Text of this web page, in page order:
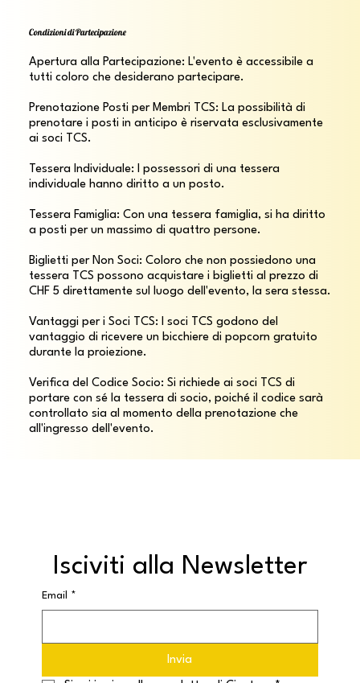
Condizioni di Partecipazione
Apertura alla Partecipazione: L'evento è accessibile a
tutti coloro che desiderano partecipare.
Prenotazione Posti per Membri TCS: La possibilità di
prenotare i posti in anticipo è riservata esclusivamente
ai soci TCS.
Tessera Individuale: I possessori di una tessera
individuale hanno diritto a un posto.
Tessera Famiglia: Con una tessera famiglia, si ha diritto
a posti per un massimo di quattro persone.
Biglietti per Non Soci: Coloro che non possiedono una
tessera TCS possono acquistare i biglietti al prezzo di
CHF 5 direttamente sul luogo dell'evento, la sera stessa.
Vantaggi per i Soci TCS: I soci TCS godono del
vantaggio di ricevere un bicchiere di popcorn gratuito
durante la proiezione.
Verifica del Codice Socio: Si richiede ai soci TCS di
portare con sé la tessera di socio, poiché il codice sarà
controllato sia al momento della prenotazione che
all'ingresso dell'evento.
Isciviti alla Newsletter
Email *
Invia